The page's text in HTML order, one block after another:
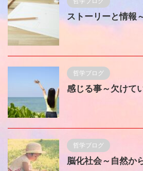
ストーリーと情報
哲学ブログ
感じる事～欠けて
哲学ブログ
脳化社会～自然か